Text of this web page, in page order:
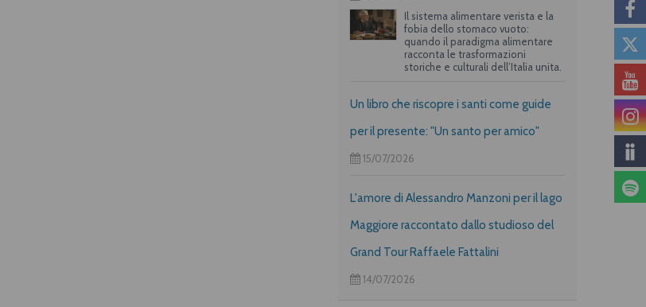
Il sistema alimentare verista e la
fobia dello stomaco vuoto:
quando il paradigma alimentare
racconta le trasformazioni
storiche e culturali dell’Italia unita.
Un libro che riscopre i santi come guide
per il presente: "Un santo per amico"
15/07/2026
L'amore di Alessandro Manzoni per il lago
Maggiore raccontato dallo studioso del
Grand Tour Raffaele Fattalini
14/07/2026